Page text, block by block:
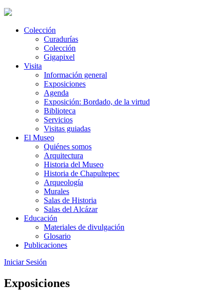
Colección
Curadurías
Colección
Gigapixel
Visita
Información general
Exposiciones
Agenda
Exposición: Bordado, de la virtud
Biblioteca
Servicios
Visitas guiadas
El Museo
Quiénes somos
Arquitectura
Historia del Museo
Historia de Chapultepec
Arqueología
Murales
Salas de Historia
Salas del Alcázar
Educación
Materiales de divulgación
Glosario
Publicaciones
Iniciar Sesión
Exposiciones